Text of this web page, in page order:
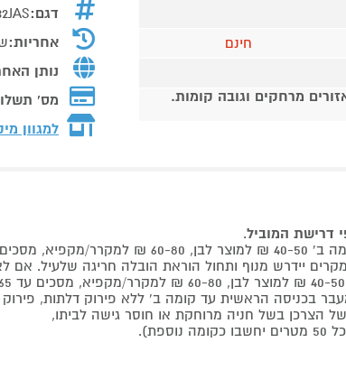
חינם
מרחקים וגובה קומות.
דגם:
אחריות:
נותן
מס'
למגוון
דרישת המוביל.
50-80 ₪
עד קומה ב' ללא פירוק דלתות, פירוק כל דלת 60 ₪ תוספת